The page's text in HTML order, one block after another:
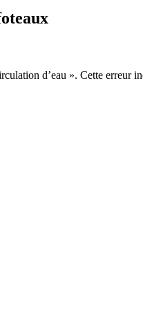
d’eau ». Cette erreur